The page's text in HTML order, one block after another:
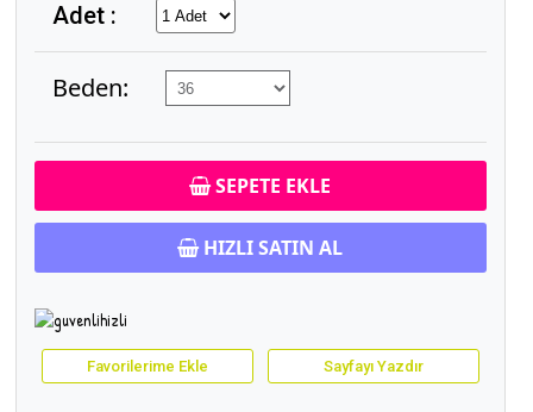
Adet :
Beden:
SEPETE EKLE
HIZLI SATIN AL
Favorilerime Ekle Sayfayı Yazdır